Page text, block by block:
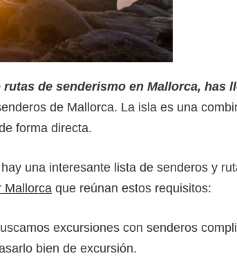
de senderismo en Mallorca, has
de Mallorca. La isla es una
forma directa.
una interesante lista de senderos y
Mallorca que reúnan estos requisitos:
excursiones con senderos
bien de excursión.